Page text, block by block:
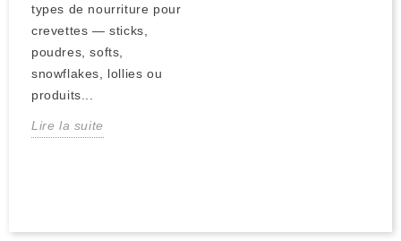
types de nourriture pour
crevettes — sticks,
poudres, softs,
snowflakes, lollies ou
produits...
Lire la suite